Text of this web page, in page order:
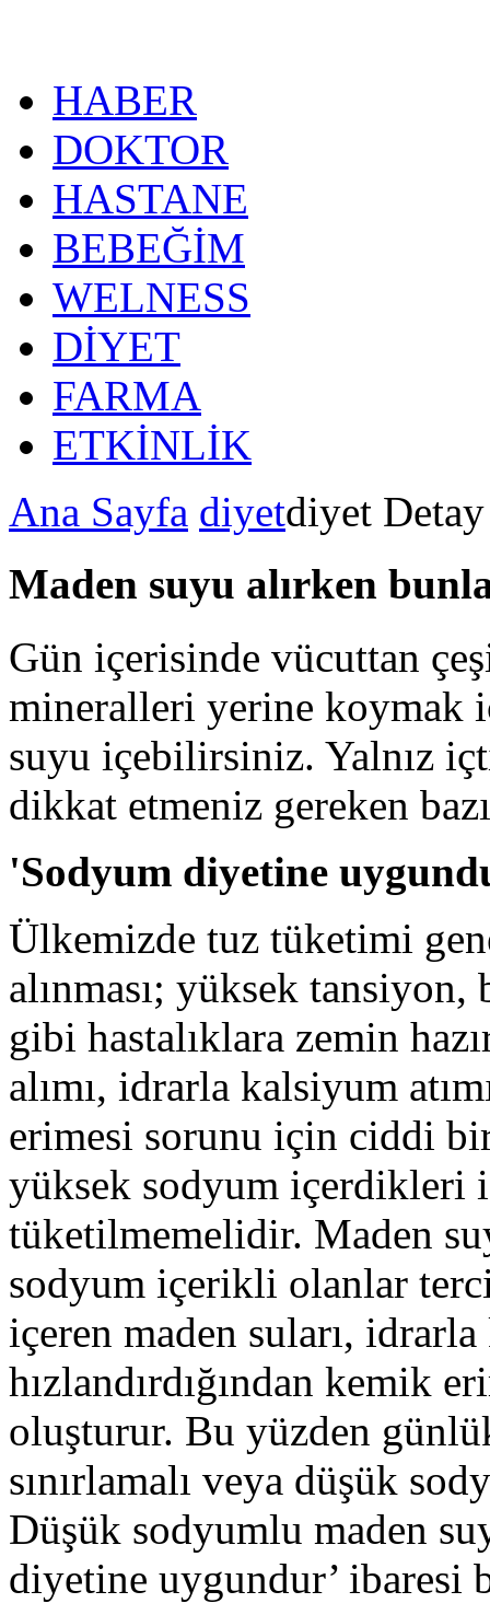
HABER
DOKTOR
HASTANE
BEBEĞİM
WELNESS
DİYET
FARMA
ETKİNLİK
Ana Sayfa diyetdiyet Detay
Maden suyu alırken
Gün içerisinde vücuttan
mineralleri yerine koymak
suyu içebilirsiniz. Yalnız
dikkat etmeniz gereken
'Sodyum diyetine
Ülkemizde tuz tüketimi
alınması; yüksek
gibi hastalıklara zemin
alımı, idrarla kalsiyum
erimesi sorunu için ciddi
yüksek sodyum içerdikleri
tüketilmemelidir. Maden
sodyum içerikli olanlar
içeren maden suları, idrarla
hızlandırdığından kemik
oluşturur. Bu yüzden
sınırlamalı veya düşük
Düşük sodyumlu maden
diyetine uygundur’ ibaresi